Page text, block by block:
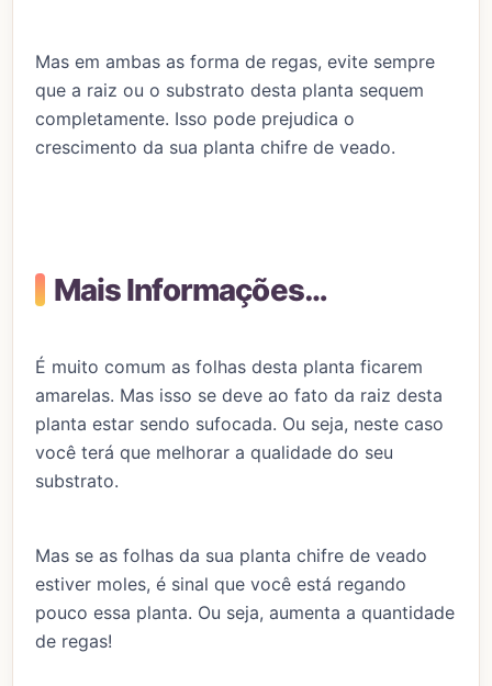
Mas em ambas as forma de regas, evite sempre
que a raiz ou o substrato desta planta sequem
completamente. Isso pode prejudica o
crescimento da sua planta chifre de veado.
Mais Informações…
É muito comum as folhas desta planta ficarem
amarelas. Mas isso se deve ao fato da raiz desta
planta estar sendo sufocada. Ou seja, neste caso
você terá que melhorar a qualidade do seu
substrato.
Mas se as folhas da sua planta chifre de veado
estiver moles, é sinal que você está regando
pouco essa planta. Ou seja, aumenta a quantidade
de regas!